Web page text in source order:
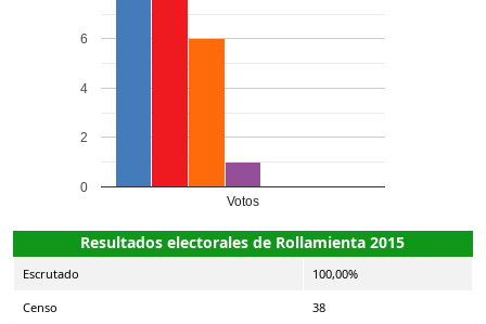
Votos
0
2
4
6
Resultados electorales de Rollamienta 2015
Escrutado 100,00%
Censo 38